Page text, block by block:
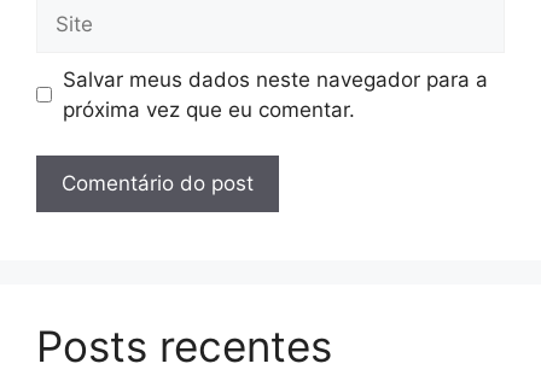
Salvar meus dados neste navegador para a
próxima vez que eu comentar.
Posts recentes